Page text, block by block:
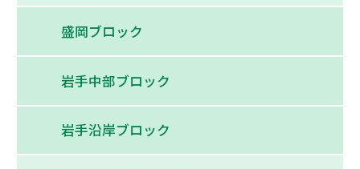
盛岡ブロック
岩手中部ブロック
岩手沿岸ブロック